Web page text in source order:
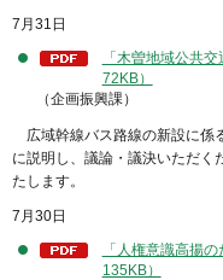
7月31日
「木曽地域公共
72KB）
（企画振興課）
広域幹線バス路線の新設に係
に説明し、議論・議決いただく
たします。
7月30日
「人権意識高揚
135KB）